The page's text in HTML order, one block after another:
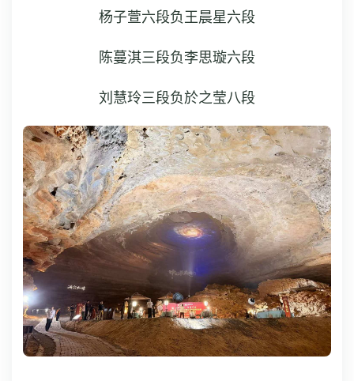
杨子萱六段负王晨星六段
陈蔓淇三段负李思璇六段
刘慧玲三段负於之莹八段